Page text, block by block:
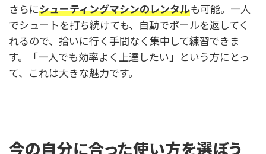
さらにシューティングマシンのレンタルも可能。一人
でシュートを打ち続けても、自動でボールを返してく
れるので、拾いに行く手間なく集中して練習できま
す。「一人でも効率よく上達したい」という方にとっ
て、これは大きな魅力です。
今の自分に合った使い方を選ぼう